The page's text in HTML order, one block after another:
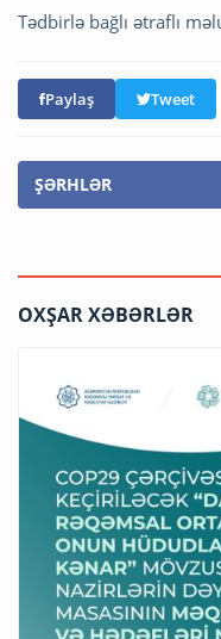
Tədbirlə bağlı ətraflı
Paylaş Tweet
ŞƏRHLƏR
OXŞAR XƏBƏRLƏR